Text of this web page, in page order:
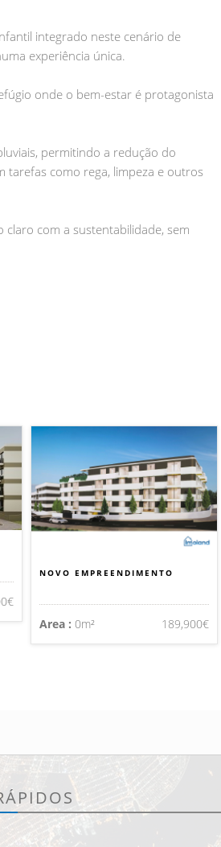
integrado neste cenário de
experiência única.
onde o bem-estar é protagonista
permitindo a redução do
tarefas como rega, limpeza e outros
com a sustentabilidade, sem
NOVO EMPREENDIMENTO
Area : 0m² 189,900€